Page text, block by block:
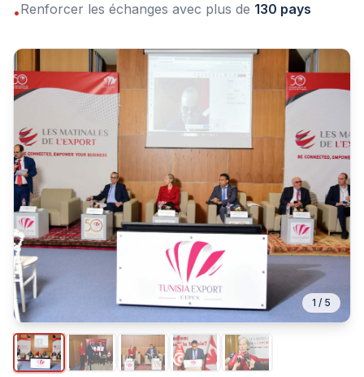
•Renforcer les échanges avec plus de 130 pays
1 / 5